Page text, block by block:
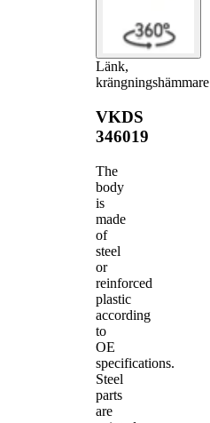
Länk,
krängningshämmare
VKDS
346019
The
body
is
made
of
steel
or
reinforced
plastic
according
to
OE
specifications.
Steel
parts
are